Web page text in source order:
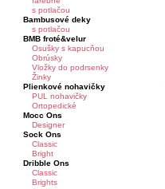
s potlačou
Bambusové deky
s potlačou
BMB froté&velur
Osušky s kapucňou
Obrúsky
Vložky do podrsenky
Žinky
Plienkové nohavičky
PUL nohavičky
Ortopedické
Mocc Ons
Designer
Sock Ons
Classic
Bright
Dribble Ons
Classic
Brights